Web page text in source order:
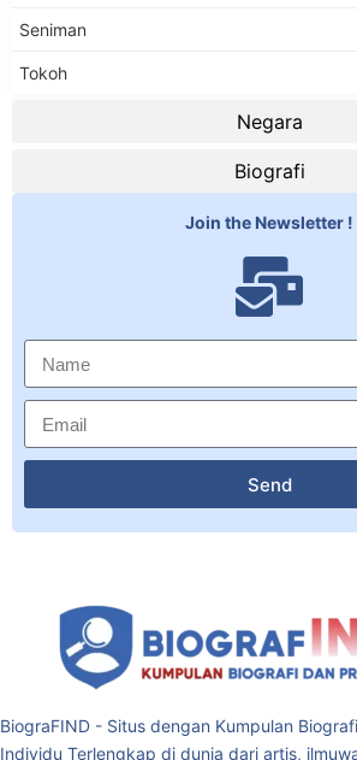
Negara
Biografi
Seniman
Tokoh
Join the Newsletter !
Send
BiograFIND - Situs dengan Kumpulan
Individu Terlengkap di dunia dari artis,